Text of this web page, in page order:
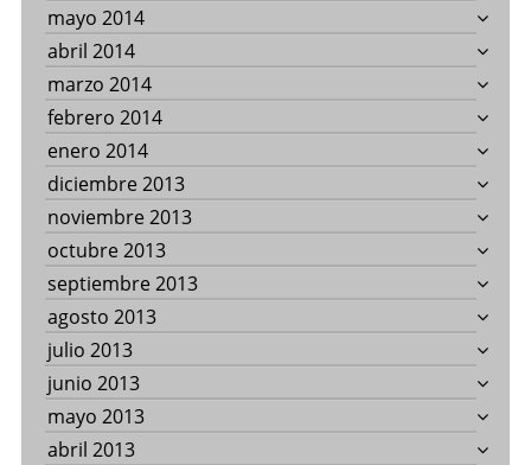
mayo 2014
abril 2014
marzo 2014
febrero 2014
enero 2014
diciembre 2013
noviembre 2013
octubre 2013
septiembre 2013
agosto 2013
julio 2013
junio 2013
mayo 2013
abril 2013